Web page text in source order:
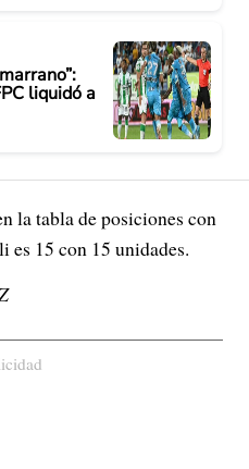
liquidó a
la tabla de posiciones con
es 15 con 15 unidades.